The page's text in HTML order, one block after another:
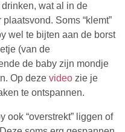
wat al in de
Soms “klemt”
wel te bijten aan de borst
(van de
de baby zijn mondje
Op deze video zie je
te ontspannen.
ook “overstrekt” liggen of